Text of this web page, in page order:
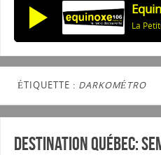
ÉTIQUETTE : DARKOMÉTRO
Destination Québec: